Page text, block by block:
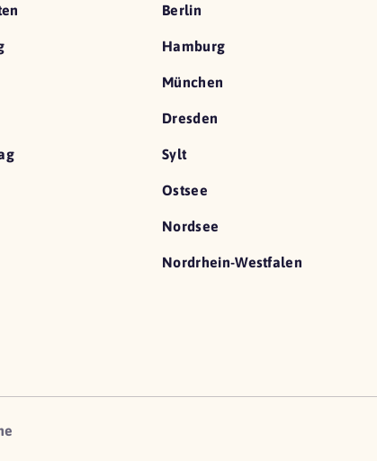
Berlin
Hamburg
München
Dresden
Sylt
Ostsee
Nordsee
Nordrhein-Westfalen